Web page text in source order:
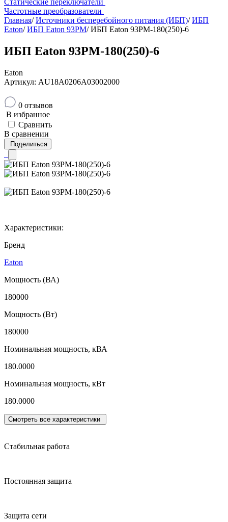
Статические переключатели
Частотные преобразователи
Главная/ Источники бесперебойного питания (ИБП)/ ИБП
Eaton/ ИБП Eaton 93PM/ ИБП Eaton 93PM-180(250)-6
ИБП Eaton 93PM-180(250)-6
Eaton
Артикул: AU18A0206A03002000
0 отзывов
В избранное
Сравнить
В сравнении
Поделиться
Характеристики:
Бренд
Eaton
Мощность (ВА)
180000
Мощность (Вт)
180000
Номинальная мощность, кВА
180.0000
Номинальная мощность, кВт
180.0000
Смотреть все характеристики
Стабильная работа
Постоянная защита
Защита сети